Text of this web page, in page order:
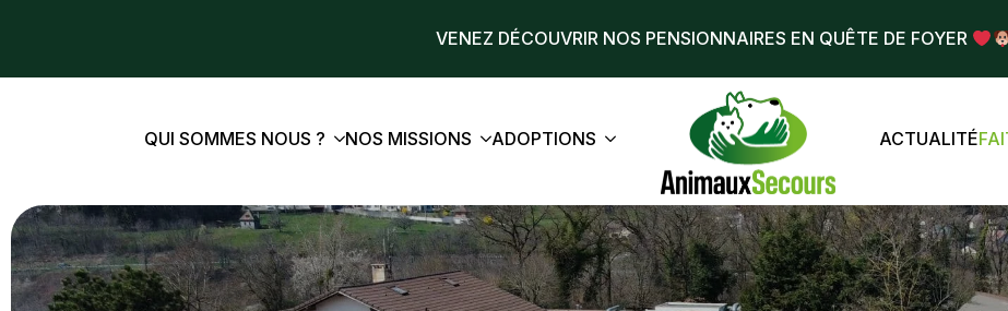
VENEZ DÉCOUVRIR NOS PENSIONNAIRES EN QUÊTE DE FOYER
QUI SOMMES NOUS ? NOS MISSIONS ADOPTIONS ACTUALITÉ